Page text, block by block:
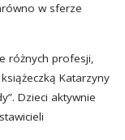
w sferze
różnych profesji,
Katarzyny
Dzieci aktywnie